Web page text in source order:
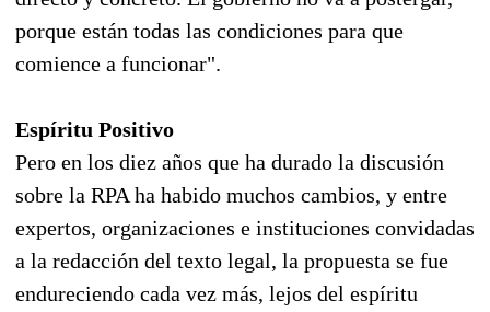
porque están todas las condiciones para que
comience a funcionar".
Espíritu Positivo
Pero en los diez años que ha durado la discusión
sobre la RPA ha habido muchos cambios, y entre
expertos, organizaciones e instituciones convidadas
a la redacción del texto legal, la propuesta se fue
endureciendo cada vez más, lejos del espíritu